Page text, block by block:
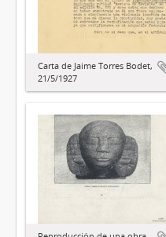
Carta de Jaime Torres Bodet,
21/5/1927